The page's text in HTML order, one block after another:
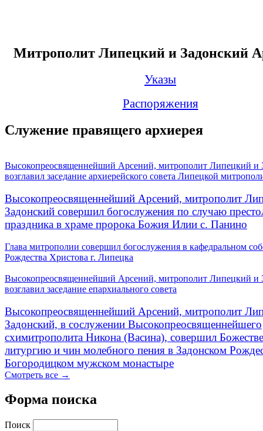
Митрополит Липецкий и Задонский
Указы
Распоряжения
Служение правящего архиерея
Высокопреосвященнейший Арсений, митрополит Липецкий и
возглавил заседание архиерейского совета Липецкой
Высокопреосвященнейший Арсений, митрополит
Задонский совершил богослужения по случаю
праздника в храме пророка Божия Илии с. Панино
Глава митрополии совершил богослужения в кафедральном
Рождества Христова г. Липецка
Высокопреосвященнейший Арсений, митрополит Липецкий и
возглавил заседание епархиального совета
Высокопреосвященнейший Арсений, митрополит
Задонский, в сослужении Высокопреосвященнейшего
схимитрополита Никона (Васина), совершил
литургию и чин молебного пения в Задонском
Богородицком мужском монастыре
Смотреть все →
Форма поиска
Поиск